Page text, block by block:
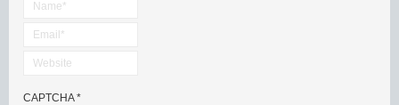
CAPTCHA*